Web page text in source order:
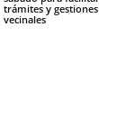
trámites y gestiones
vecinales